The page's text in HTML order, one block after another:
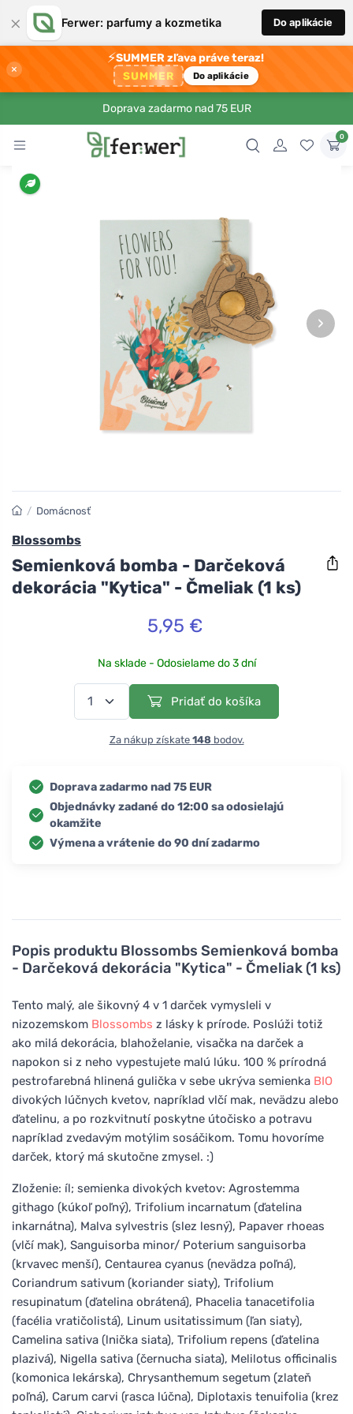
× Ferwer: parfumy a kozmetika Do aplikácie
×
⚡SUMMER zľava práve teraz!
SUMMER Do aplikácie
Doprava zadarmo nad 75 EUR
0
›
Popis produktu Blossombs Semienková bomba
- Darčeková dekorácia "Kytica" - Čmeliak (1 ks)
Tento malý, ale šikovný 4 v 1 darček vymysleli v
nizozemskom Blossombs z lásky k prírode. Poslúži totiž
ako milá dekorácia, blahoželanie, visačka na darček a
napokon si z neho vypestujete malú lúku. 100 % prírodná
pestrofarebná hlinená gulička v sebe ukrýva semienka BIO
divokých lúčnych kvetov, napríklad vlčí mak, nevädzu alebo
ďatelinu, a po rozkvitnutí poskytne útočisko a potravu
napríklad zvedavým motýlim sosáčikom. Tomu hovoríme
darček, ktorý má skutočne zmysel. :)
Zloženie: íl; semienka divokých kvetov: Agrostemma
githago (kúkoľ poľný), Trifolium incarnatum (ďatelina
inkarnátna), Malva sylvestris (slez lesný), Papaver rhoeas
(vlčí mak), Sanguisorba minor/ Poterium sanguisorba
(krvavec menší), Centaurea cyanus (nevädza poľná),
Coriandrum sativum (koriander siaty), Trifolium
resupinatum (ďatelina obrátená), Phacelia tanacetifolia
(facélia vratičolistá), Linum usitatissimum (ľan siaty),
Camelina sativa (lnička siata), Trifolium repens (ďatelina
plazivá), Nigella sativa (černucha siata), Melilotus officinalis
(komonica lekárska), Chrysanthemum segetum (zlateň
poľná), Carum carvi (rasca lúčna), Diplotaxis tenuifolia (krez
/ Domácnosť
Blossombs
Semienková bomba - Darčeková
dekorácia "Kytica" - Čmeliak (1 ks)
5,95 €
Na sklade - Odosielame do 3 dní
Pridať do košíka
Za nákup získate 148bodov.
Doprava zadarmo nad 75 EUR
Objednávky zadané do 12:00 sa odosielajú
okamžite
Výmena a vrátenie do 90 dní zadarmo